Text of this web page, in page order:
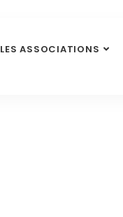
LES ASSOCIATIONS